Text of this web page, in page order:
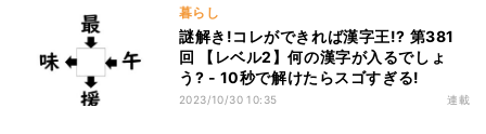
暮らし
謎解き!コレができれば漢字王!? 第381
回 【レベル2】何の漢字が入るでしょ
う? - 10秒で解けたらスゴすぎる!
2023/10/30 10:35 連載